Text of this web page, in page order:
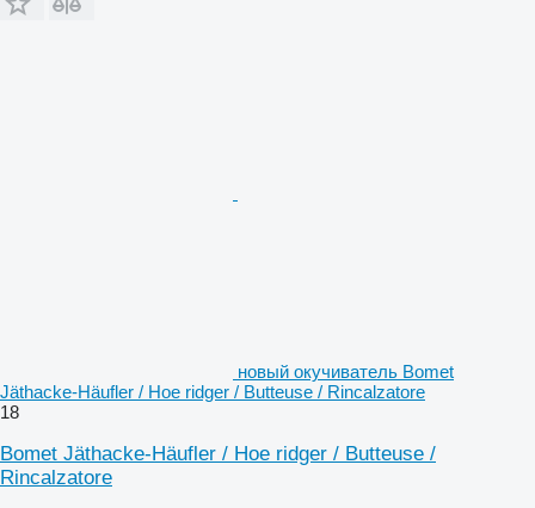
новый окучиватель Bomet
Jäthacke-Häufler / Hoe ridger / Butteuse / Rincalzatore
18
Bomet Jäthacke-Häufler / Hoe ridger / Butteuse /
Rincalzatore